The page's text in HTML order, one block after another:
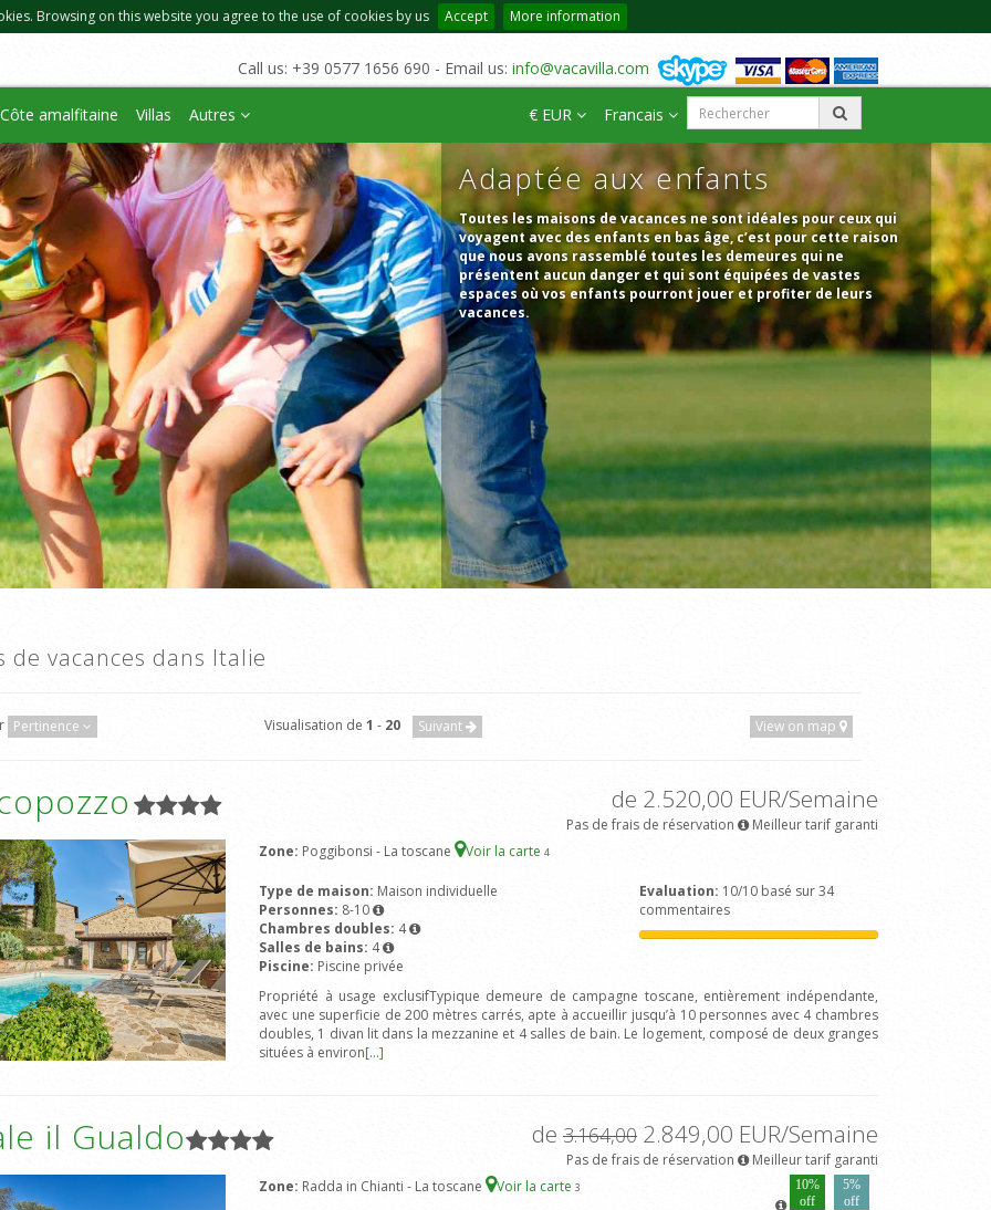
Browsing on this website you agree to the use of cookies by us Accept More information
Call us: +39 0577 1656 690 - Email us: info@vacavilla.com
Côte amalfitaine Villas Autres € EUR Francais
Adaptée aux enfants
Toutes les maisons de vacances ne sont idéales pour ceux qui
voyagent avec des enfants en bas âge, c’est pour cette raison
que nous avons rassemblé toutes les demeures qui ne
présentent aucun danger et qui sont équipées de vastes
espaces où vos enfants pourront jouer et profiter de leurs
vacances.
de vacances dans Italie
Pertinence Visualisation de 1 - 20 Suivant View on map
de 2.520,00 EUR/Semaine
Pas de frais de réservation
Meilleur tarif garanti
Zone: Poggibonsi - La toscane Voir la carte 4
Type de maison: Maison individuelle
Personnes: 8-10
Chambres doubles: 4
Salles de bains: 4
Piscine: Piscine privée
Evaluation: 10/10 basé sur 34
commentaires
Propriété à usage exclusifTypique demeure de campagne toscane, entièrement indépendante,
avec une superficie de 200 mètres carrés, apte à accueillir jusqu’à 10 personnes avec 4 chambres
doubles, 1 divan lit dans la mezzanine et 4 salles de bain. Le logement, composé de deux granges
situées à environ[...]
il Gualdo de 3.164,00 2.849,00 EUR/Semaine
Pas de frais de réservation
Meilleur tarif garanti
Zone: Radda in Chianti - La toscane Voir la carte 3
10%
off
5%
off